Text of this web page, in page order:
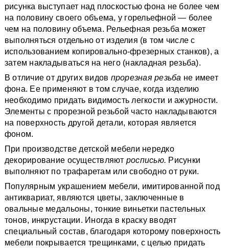
рисунка выступает над плоскостью фона не более чем
на половину своего объема, у горельефной — более
чем на половину объема. Рельефная резьба может
выполняться отдельно от изделия (в том числе с
использованием копировально-фрезерных станков), а
затем накладываться на него (накладная резьба).
В отличие от других видов прорезная резьба не имеет
фона. Ее применяют в том случае, когда изделию
необходимо придать видимость легкости и ажурности.
Элементы с прорезной резьбой часто накладываются
на поверхность другой детали, которая является
фоном.
При производстве детской мебели нередко
декорирование осуществляют росписью. Рисунки
выполняют по трафаретам или свободно от руки.
Популярным украшением мебели, имитированной под
антиквариат, являются цветы, заключенные в
овальные медальоны, тонкие виньетки пастельных
тонов, инкрустации. Иногда в краску вводят
специальный состав, благодаря которому поверхность
мебели покрывается трещинками, с целью придать